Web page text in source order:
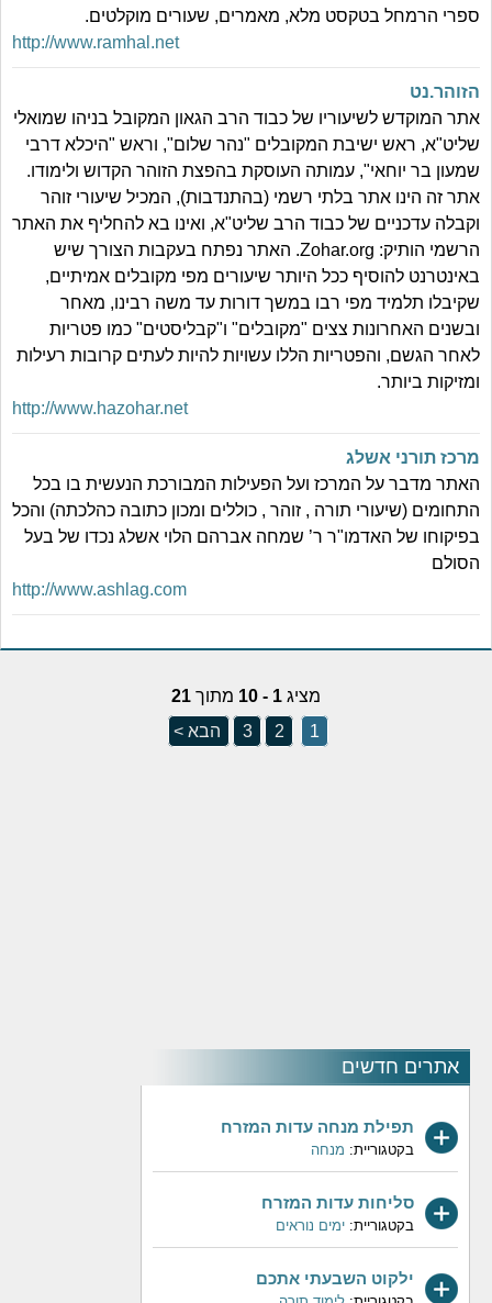
אתרים חדשים
תפילת מנחה עדות המזרח
בקטגוריית: מנחה
סליחות עדות המזרח
בקטגוריית: ימים נוראים
ילקוט השבעתי אתכם
ספרי הרמחל בטקסט מלא, מאמרים, שעורים מוקלטים.
http://www.ramhal.net
הזוהר.נט
אתר המוקדש לשיעוריו של כבוד הרב הגאון המקובל בניהו שמואלי
שליט"א, ראש ישיבת המקובלים "נהר שלום", וראש "היכלא דרבי
שמעון בר יוחאי", עמותה העוסקת בהפצת הזוהר הקדוש ולימודו.
אתר זה הינו אתר בלתי רשמי (בהתנדבות), המכיל שיעורי זוהר
וקבלה עדכניים של כבוד הרב שליט"א, ואינו בא להחליף את האתר
הרשמי הותיק: Zohar.org. האתר נפתח בעקבות הצורך שיש
באינטרנט להוסיף ככל היותר שיעורים מפי מקובלים אמיתיים,
שקיבלו תלמיד מפי רבו במשך דורות עד משה רבינו, מאחר
ובשנים האחרונות צצים "מקובלים" ו"קבליסטים" כמו פטריות
לאחר הגשם, והפטריות הללו עשויות להיות לעתים קרובות רעילות
ומזיקות ביותר.
http://www.hazohar.net
מרכז תורני אשלג
האתר מדבר על המרכז ועל הפעילות המבורכת הנעשית בו בכל
התחומים (שיעורי תורה , זוהר , כוללים ומכון כתובה כהלכתה) והכל
בפיקוחו של האדמו"ר ר’ שמחה אברהם הלוי אשלג נכדו של בעל
הסולם
http://www.ashlag.com
מציג 1 - 10 מתוך 21
1
2
3 הבא >